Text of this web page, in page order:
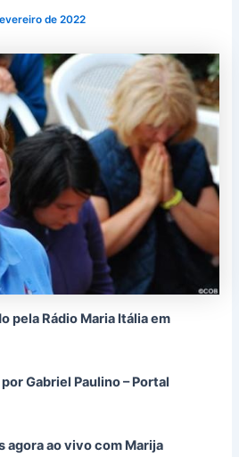
de 2022
pela Rádio Maria Itália em
Gabriel Paulino – Portal
agora ao vivo com Marija